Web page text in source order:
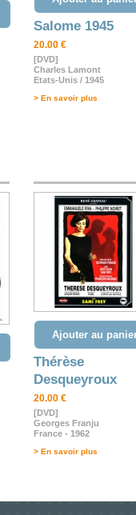
Salome 1945
20.00 €
[DVD]
Charles Lamont
Etats-Unis / 1945
> En savoir plus
Ajouter au
Thérèse
Desqueyroux
20.00 €
[DVD]
Georges Franju
France - 1962
> En savoir plus